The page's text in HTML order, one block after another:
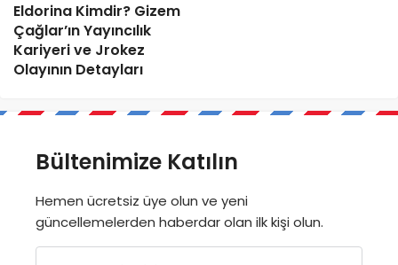
Eldorina Kimdir? Gizem
Çağlar’ın Yayıncılık
Kariyeri ve Jrokez
Olayının Detayları
Bültenimize Katılın
Hemen ücretsiz üye olun ve yeni
güncellemelerden haberdar olan ilk kişi olun.